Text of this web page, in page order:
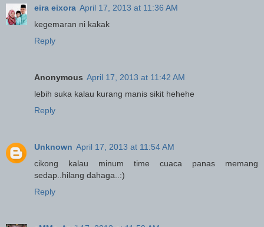
eira eixora April 17, 2013 at 11:36 AM
kegemaran ni kakak
Reply
Anonymous April 17, 2013 at 11:42 AM
lebih suka kalau kurang manis sikit hehehe
Reply
Unknown April 17, 2013 at 11:54 AM
cikong kalau minum time cuaca panas memang
sedap..hilang dahaga..:)
Reply